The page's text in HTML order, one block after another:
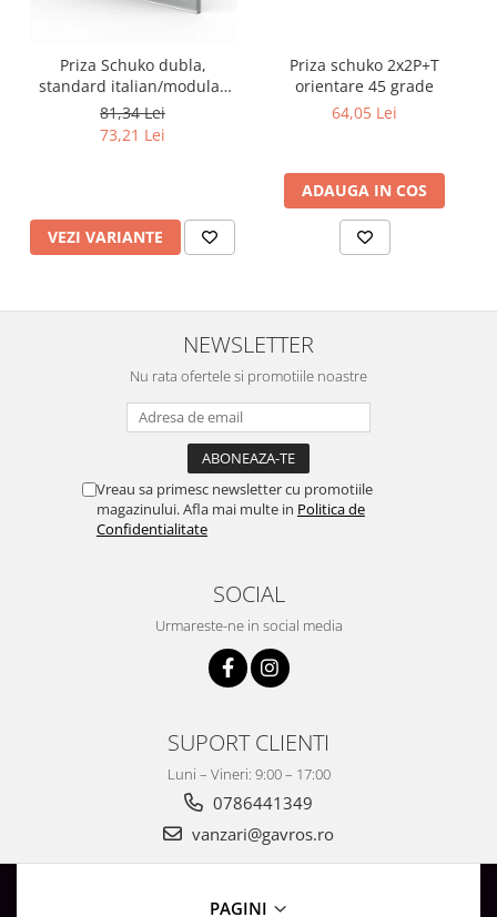
Priza Schuko dubla,
standard italian/modular
4M
81,34 Lei
73,21 Lei
VEZI VARIANTE
Priza schuko 2x2P+T
orientare 45 grade
64,05 Lei
ADAUGA IN COS
NEWSLETTER
Nu rata ofertele si promotiile noastre
Vreau sa primesc newsletter cu promotiile
magazinului. Afla mai multe in Politica de
Confidentialitate
SOCIAL
Urmareste-ne in social media
SUPORT CLIENTI
Luni – Vineri: 9:00 – 17:00
0786441349
vanzari@gavros.ro
PAGINI